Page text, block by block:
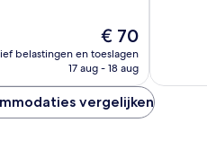
De
prijs
€ 70
belastingen en toeslagen
17 aug - 18 aug
vergelijken